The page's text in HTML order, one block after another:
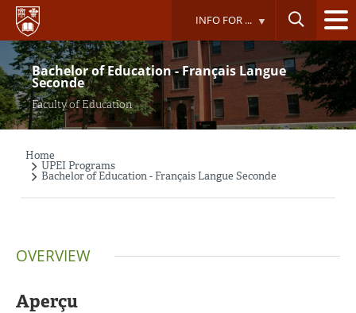
Skip
main
content
INFO FOR ...
Bachelor of Education - Français Langue
Seconde
Faculty of Education
Breadcrumb
Home
UPEI Programs
Bachelor of Education - Français Langue Seconde
OVERVIEW
Aperçu